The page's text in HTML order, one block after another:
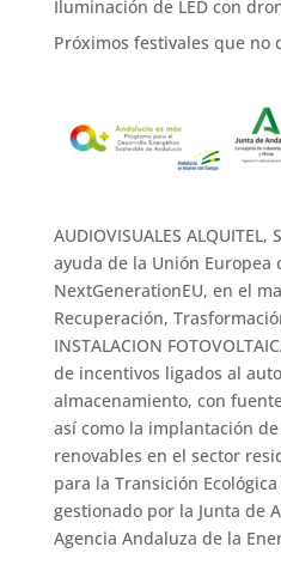
Iluminación de LED con
Próximos festivales que no
AUDIOVISUALES
ayuda de la Unión Europea
NextGenerationEU, en el
Recuperación,
INSTALACION
de incentivos ligados al
almacenamiento, con
así como la implantación
renovables en el sector
para la Transición
gestionado por la Junta de
Agencia Andaluza de la